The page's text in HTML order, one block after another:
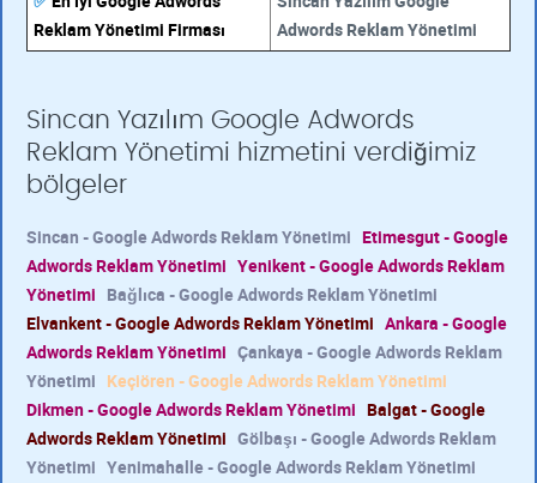
Reklam Yönetimi Firması
Adwords Reklam Yönetimi
Sincan Yazılım Google Adwords
Reklam Yönetimi hizmetini verdiğimiz
bölgeler
Sincan - Google Adwords Reklam Yönetimi Etimesgut - Google
Adwords Reklam Yönetimi Yenikent - Google Adwords Reklam
Yönetimi Bağlıca - Google Adwords Reklam Yönetimi
Elvankent - Google Adwords Reklam Yönetimi Ankara - Google
Adwords Reklam Yönetimi Çankaya - Google Adwords Reklam
Yönetimi Keçiören - Google Adwords Reklam Yönetimi
Dikmen - Google Adwords Reklam Yönetimi Balgat - Google
Adwords Reklam Yönetimi Gölbaşı - Google Adwords Reklam
Yönetimi Yenimahalle - Google Adwords Reklam Yönetimi